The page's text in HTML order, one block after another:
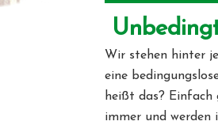
Wir stehen hinter
eine
heißt das? Einfach
immer und werden